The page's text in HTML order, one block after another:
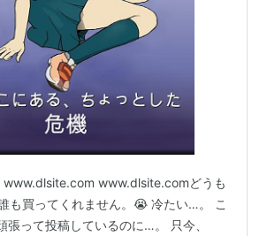
www.dlsite.comどうも
も買ってくれません。😭 冷たい…。 こ
張って投稿しているのに…。 只今、